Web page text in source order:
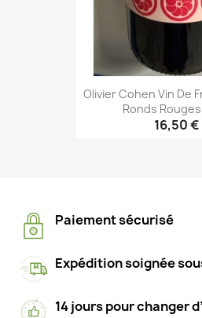
Olivier Cohen Vin De
Ronds
16,50 €
Paiement sécurisé
Expédition soignée
14 jours pour changer